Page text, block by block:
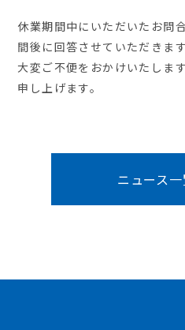
休業期間中にいただいたお問
間後に回答させていただきます
大変ご不便をおかけいたしま
申し上げます。
ニュース